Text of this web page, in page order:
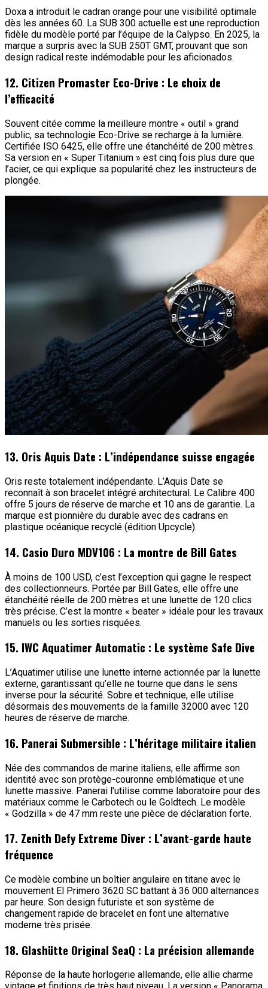
Doxa a introduit le cadran orange pour une visibilité optimale
dès les années 60. La SUB 300 actuelle est une reproduction
fidèle du modèle porté par l’équipe de la Calypso. En 2025, la
marque a surpris avec la SUB 250T GMT, prouvant que son
design radical reste indémodable pour les aficionados.
12. Citizen Promaster Eco-Drive : Le choix de
l’efficacité
Souvent citée comme la meilleure montre « outil » grand
public, sa technologie Eco-Drive se recharge à la lumière.
Certifiée ISO 6425, elle offre une étanchéité de 200 mètres.
Sa version en « Super Titanium » est cinq fois plus dure que
l’acier, ce qui explique sa popularité chez les instructeurs de
plongée.
13. Oris Aquis Date : L’indépendance suisse engagée
Oris reste totalement indépendante. L’Aquis Date se
reconnaît à son bracelet intégré architectural. Le Calibre 400
offre 5 jours de réserve de marche et 10 ans de garantie. La
marque est pionnière du durable avec des cadrans en
plastique océanique recyclé (édition Upcycle).
14. Casio Duro MDV106 : La montre de Bill Gates
À moins de 100 USD, c’est l’exception qui gagne le respect
des collectionneurs. Portée par Bill Gates, elle offre une
étanchéité réelle de 200 mètres et une lunette de 120 clics
très précise. C’est la montre « beater » idéale pour les travaux
manuels ou les sorties risquées.
15. IWC Aquatimer Automatic : Le système Safe Dive
L’Aquatimer utilise une lunette interne actionnée par la lunette
externe, garantissant qu’elle ne tourne que dans le sens
inverse pour la sécurité. Sobre et technique, elle utilise
désormais des mouvements de la famille 32000 avec 120
heures de réserve de marche.
16. Panerai Submersible : L’héritage militaire italien
Née des commandos de marine italiens, elle affirme son
identité avec son protège-couronne emblématique et une
lunette massive. Panerai l’utilise comme laboratoire pour des
matériaux comme le Carbotech ou le Goldtech. Le modèle
« Godzilla » de 47 mm reste une pièce de déclaration forte.
17. Zenith Defy Extreme Diver : L’avant-garde haute
fréquence
Ce modèle combine un boîtier angulaire en titane avec le
mouvement El Primero 3620 SC battant à 36 000 alternances
par heure. Son design futuriste et son système de
changement rapide de bracelet en font une alternative
moderne très prisée.
18. Glashütte Original SeaQ : La précision allemande
Réponse de la haute horlogerie allemande, elle allie charme